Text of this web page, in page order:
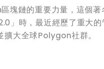
鏈的重要力量，這個著
」時，最近經歷了重大
大全球Polygon社群。